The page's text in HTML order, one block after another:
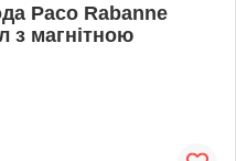
Paco Rabanne
з магнітною